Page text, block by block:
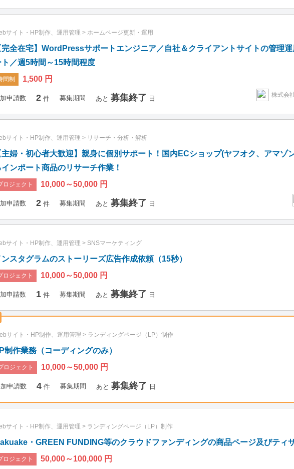
サイト・HP制作、運用管理 > ホームページ更新・運用
完全在宅】WordPressサポートエンジニア／自社＆クライアントサイトの管理
ト／週5時間～15時間程度
間制 1,500 円
申請数 2 件 募集期間 あと 募集終了 日 株式会
サイト・HP制作、運用管理 > リサーチ・分析・解析
主婦・初心者大歓迎】親身に個別サポート！国内ECショップ(ヤフオク、アマゾ
インポート商品のリサーチ作業！
ロジェクト 10,000～50,000 円
申請数 2 件 募集期間 あと 募集終了 日
サイト・HP制作、運用管理 > SNSマーケティング
ンスタグラムのストーリーズ広告作成依頼（15秒）
ロジェクト 10,000～50,000 円
申請数 1 件 募集期間 あと 募集終了 日
サイト・HP制作、運用管理 > ランディングページ（LP）制作
制作業務（コーディングのみ）
ロジェクト 10,000～50,000 円
申請数 4 件 募集期間 あと 募集終了 日
サイト・HP制作、運用管理 > ランディングページ（LP）制作
・GREEN FUNDING等のクラウドファンディングの商品ページ及びティ
ロジェクト 50,000～100,000 円